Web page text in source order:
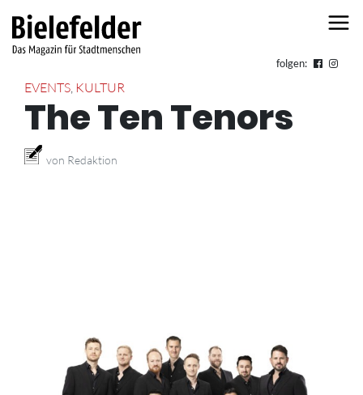
folgen:
EVENTS, KULTUR
The Ten Tenors
von Redaktion